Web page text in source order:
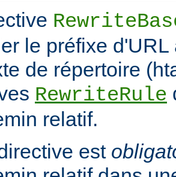
le préfixe
de répertoire
RewriteRule
relatif.
est